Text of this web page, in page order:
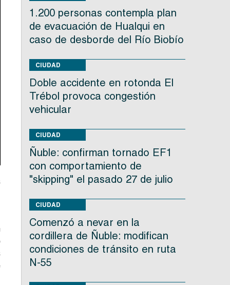
1.200 personas contempla plan
de evacuación de Hualqui en
caso de desborde del Río Biobío
CIUDAD
Doble accidente en rotonda El
Trébol provoca congestión
vehicular
CIUDAD
Ñuble: confirman tornado EF1
con comportamiento de
"skipping" el pasado 27 de julio
CIUDAD
Comenzó a nevar en la
cordillera de Ñuble: modifican
condiciones de tránsito en ruta
N-55